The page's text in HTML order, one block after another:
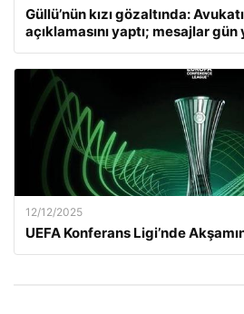
Güllü’nün kızı gözaltında:
açıklamasını yaptı; mesajlar gün
12/12/2025
UEFA Konferans Ligi’nde